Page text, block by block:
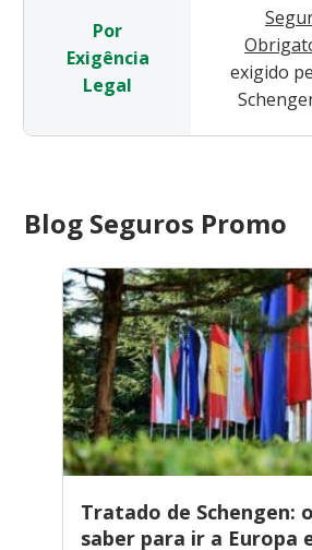
Por
Exigência
Legal
exigido
Blog Seguros Promo
Tratado de Schengen:
saber para ir a Europa